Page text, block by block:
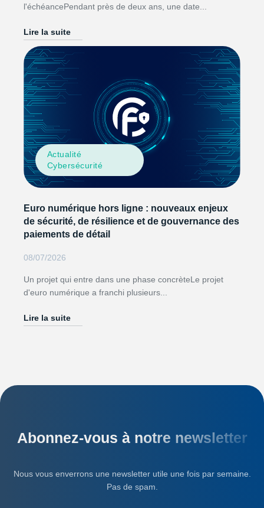
l'échéancePendant près de deux ans, une date...
Lire la suite
Actualité
Cybersécurité
Euro numérique hors ligne : nouveaux enjeux
de sécurité, de résilience et de gouvernance des
paiements de détail
08/07/2026
Un projet qui entre dans une phase concrèteLe projet
d'euro numérique a franchi plusieurs...
Lire la suite
Abonnez-vous à notre newsletter
Nous vous enverrons une newsletter utile une fois par semaine.
Pas de spam.